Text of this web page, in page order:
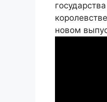
новом